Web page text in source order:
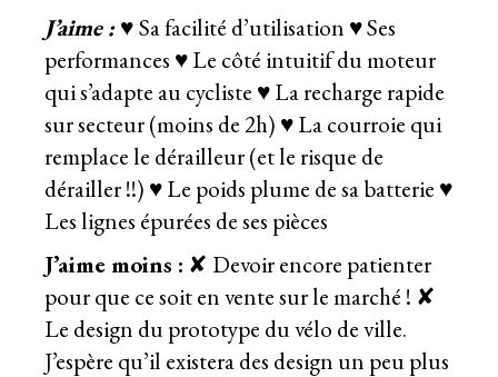
J’aime : ♥Sa facilité d’utilisation ♥Ses
performances ♥Le côté intuitif du moteur
qui s’adapte au cycliste ♥La recharge rapide
sur secteur (moins de 2h) ♥La courroie qui
remplace le dérailleur (et le risque de
dérailler !!) ♥Le poids plume de sa batterie ♥
Les lignes épurées de ses pièces
J’aime moins : ✘ Devoir encore patienter
pour que ce soit en vente sur le marché ! ✘
Le design du prototype du vélo de ville.
J’espère qu’il existera des design un peu plus